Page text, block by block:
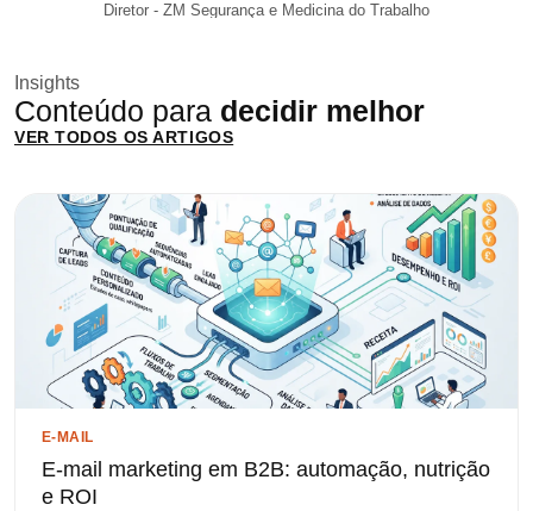
Diretor - ZM Segurança e Medicina do Trabalho
Insights
Conteúdo para decidir melhor
VER TODOS OS ARTIGOS
E-MAIL
E-mail marketing em B2B: automação, nutrição
e ROI